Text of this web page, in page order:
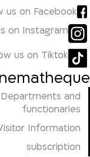
us on Facebook
on Instagram
us on Tiktok
Departments and
functionaries
Information
subscription